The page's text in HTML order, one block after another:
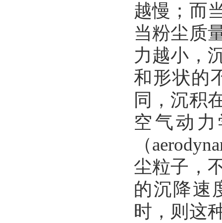
越慢；而
当粉尘质
力越小，
和形状的
同，沉积
空气动
（
尘粒子，
的沉降速
时，则这